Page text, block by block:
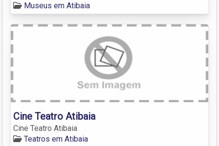
Museus em Atibaia
Cine Teatro Atibaia
Cine Teatro Atibaia
Teatros em Atibaia